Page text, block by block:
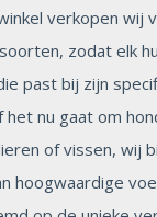
verkopen wij
zodat elk
past bij zijn
het nu gaat om
of vissen, wij
hoogwaardige